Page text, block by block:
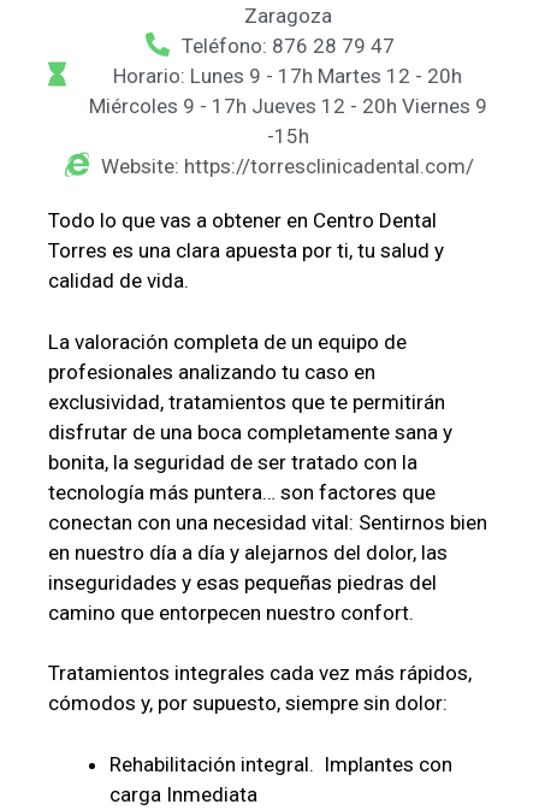
Zaragoza
Teléfono: 876 28 79 47
Horario: Lunes 9 - 17h Martes 12 - 20h
Miércoles 9 - 17h Jueves 12 - 20h Viernes 9
-15h
Website: https://torresclinicadental.com/
Todo lo que vas a obtener en Centro Dental
Torres es una clara apuesta por ti, tu salud y
calidad de vida.
La valoración completa de un equipo de
profesionales analizando tu caso en
exclusividad, tratamientos que te permitirán
disfrutar de una boca completamente sana y
bonita, la seguridad de ser tratado con la
tecnología más puntera… son factores que
conectan con una necesidad vital: Sentirnos bien
en nuestro día a día y alejarnos del dolor, las
inseguridades y esas pequeñas piedras del
camino que entorpecen nuestro confort.
Tratamientos integrales cada vez más rápidos,
cómodos y, por supuesto, siempre sin dolor:
Rehabilitación integral. Implantes con
carga Inmediata